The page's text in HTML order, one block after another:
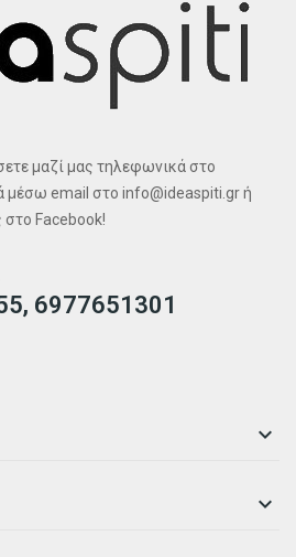
μαζί μας τηλεφωνικά στο
μέσω email στο info@ideaspiti.gr ή
στο Facebook!
6977651301

